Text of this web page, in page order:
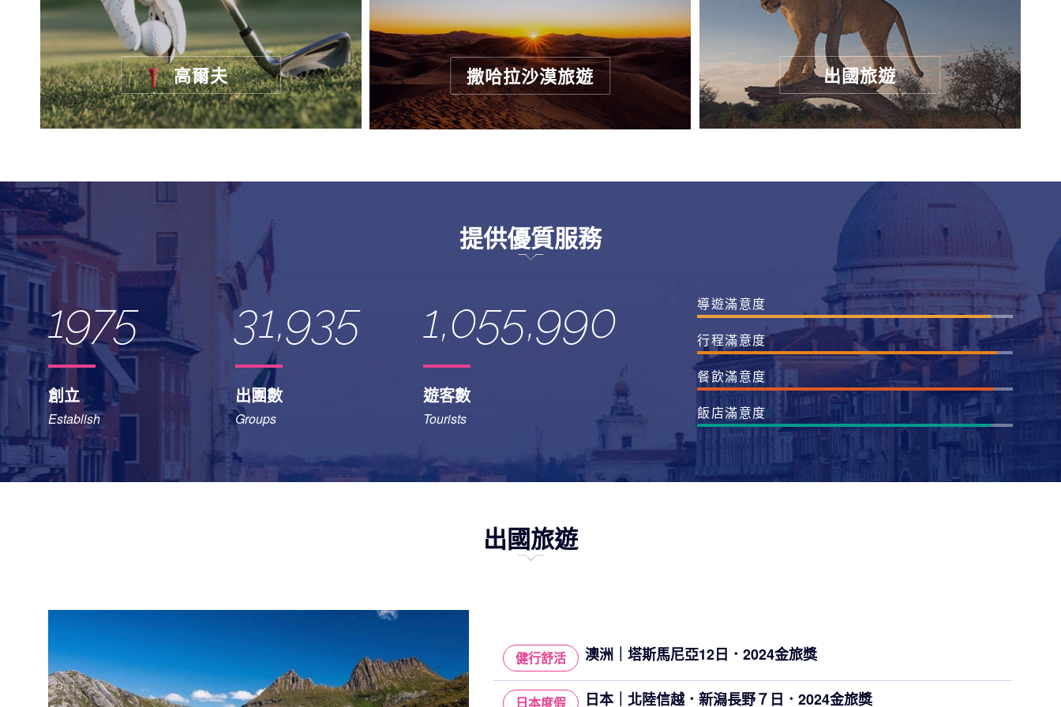
高爾夫 撒哈拉沙漠旅遊 出國旅遊
提供優質服務
1975
創立
Establish
31,935
出團數
Groups
1,055,990
遊客數
Tourists
導遊滿意度
行程滿意度
餐飲滿意度
飯店滿意度
出國旅遊
健行舒活 澳洲｜塔斯馬尼亞12日．2024金旅獎
日本度假 日本｜北陸信越．新潟長野７日．2024金旅獎